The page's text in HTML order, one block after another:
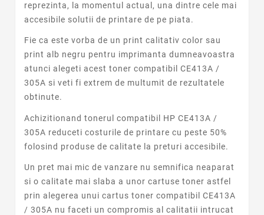
reprezinta, la momentul actual, una dintre cele mai
accesibile solutii de printare de pe piata.
Fie ca este vorba de un print calitativ color sau
print alb negru pentru imprimanta dumneavoastra
atunci alegeti acest toner compatibil CE413A /
305A si veti fi extrem de multumit de rezultatele
obtinute.
Achizitionand tonerul compatibil HP CE413A /
305A reduceti costurile de printare cu peste 50%
folosind produse de calitate la preturi accesibile.
Un pret mai mic de vanzare nu semnifica neaparat
si o calitate mai slaba a unor cartuse toner astfel
prin alegerea unui cartus toner compatibil CE413A
/ 305A nu faceti un compromis al calitatii intrucat